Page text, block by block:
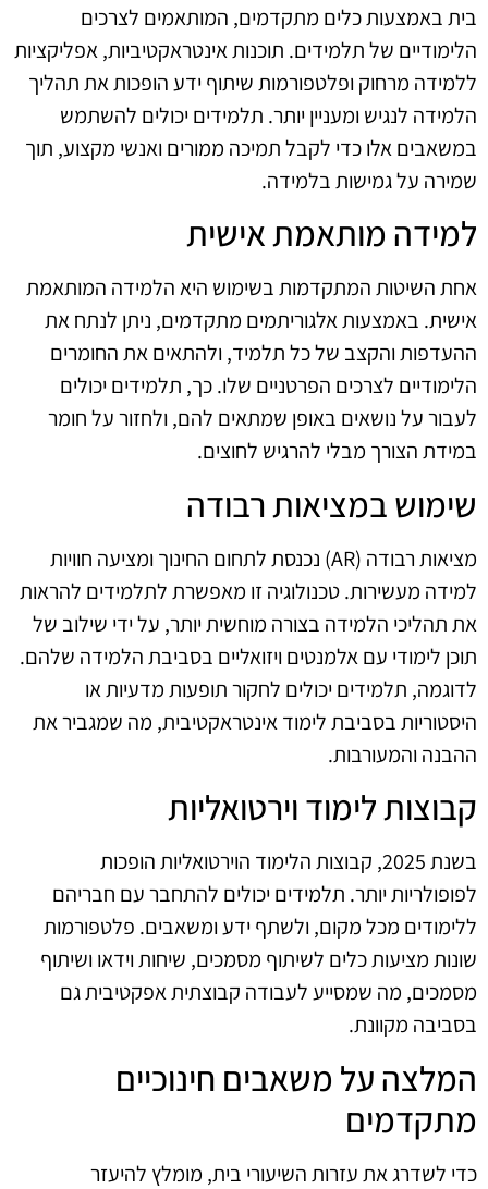
בית באמצעות כלים מתקדמים, המותאמים לצרכים
הלימודיים של תלמידים. תוכנות אינטראקטיביות, אפליקציות
ללמידה מרחוק ופלטפורמות שיתוף ידע הופכות את תהליך
הלמידה לנגיש ומעניין יותר. תלמידים יכולים להשתמש
במשאבים אלו כדי לקבל תמיכה ממורים ואנשי מקצוע, תוך
שמירה על גמישות בלמידה.
למידה מותאמת אישית
אחת השיטות המתקדמות בשימוש היא הלמידה המותאמת
אישית. באמצעות אלגוריתמים מתקדמים, ניתן לנתח את
ההעדפות והקצב של כל תלמיד, ולהתאים את החומרים
הלימודיים לצרכים הפרטניים שלו. כך, תלמידים יכולים
לעבור על נושאים באופן שמתאים להם, ולחזור על חומר
במידת הצורך מבלי להרגיש לחוצים.
שימוש במציאות רבודה
מציאות רבודה (AR) נכנסת לתחום החינוך ומציעה חוויות
למידה מעשירות. טכנולוגיה זו מאפשרת לתלמידים להראות
את תהליכי הלמידה בצורה מוחשית יותר, על ידי שילוב של
תוכן לימודי עם אלמנטים ויזואליים בסביבת הלמידה שלהם.
לדוגמה, תלמידים יכולים לחקור תופעות מדעיות או
היסטוריות בסביבת לימוד אינטראקטיבית, מה שמגביר את
ההבנה והמעורבות.
קבוצות לימוד וירטואליות
בשנת 2025, קבוצות הלימוד הוירטואליות הופכות
לפופולריות יותר. תלמידים יכולים להתחבר עם חבריהם
ללימודים מכל מקום, ולשתף ידע ומשאבים. פלטפורמות
שונות מציעות כלים לשיתוף מסמכים, שיחות וידאו ושיתוף
מסמכים, מה שמסייע לעבודה קבוצתית אפקטיבית גם
בסביבה מקוונת.
המלצה על משאבים חינוכיים
מתקדמים
כדי לשדרג את עזרות השיעורי בית, מומלץ להיעזר